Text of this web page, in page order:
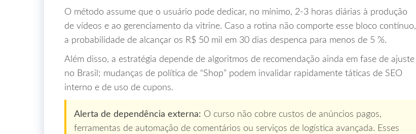
O método assume que o usuário pode dedicar, no mínimo, 2‑3 horas diárias à produção
de vídeos e ao gerenciamento da vitrine. Caso a rotina não comporte esse bloco contínuo,
a probabilidade de alcançar os R$ 50 mil em 30 dias despenca para menos de 5 %.
Além disso, a estratégia depende de algoritmos de recomendação ainda em fase de ajuste
no Brasil; mudanças de política de “Shop” podem invalidar rapidamente táticas de SEO
interno e de uso de cupons.
Alerta de dependência externa: O curso não cobre custos de anúncios pagos,
ferramentas de automação de comentários ou serviços de logística avançada. Esses